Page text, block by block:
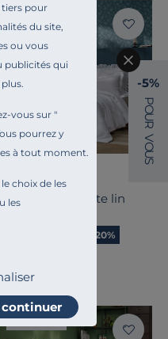
tiers pour
du site,
ou vous
publicités qui
vous sur "
pourrez y
à tout moment.
choix de les
les
Liv. offerte
CAMIF SIGNATURE
Housse de couette lin
Ancien prix-20%
-5%
P
O
U
R
V
O
U
S